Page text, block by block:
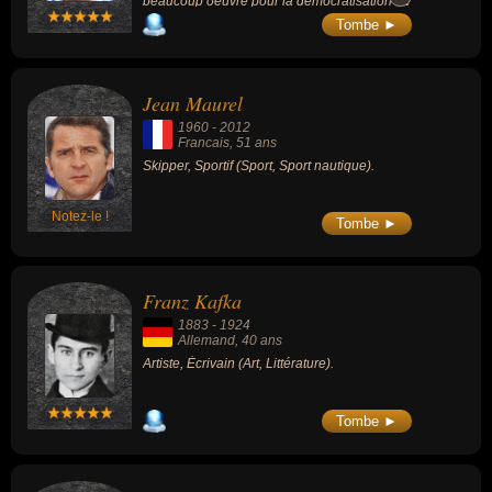
la connaissance des volcans.
Tombe ►
Notez-le !
Jean Maurel
1960 - 2012
Francais , 51 ans
Skipper, Sportif (Sport, Sport nautique).
Tombe ►
Franz Kafka
1883 - 1924
Allemand, 40 ans
Artiste, Écrivain (Art, Littérature).
Tombe ►